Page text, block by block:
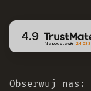
4.9
Na podstawie 24 633
Obserwuj nas: